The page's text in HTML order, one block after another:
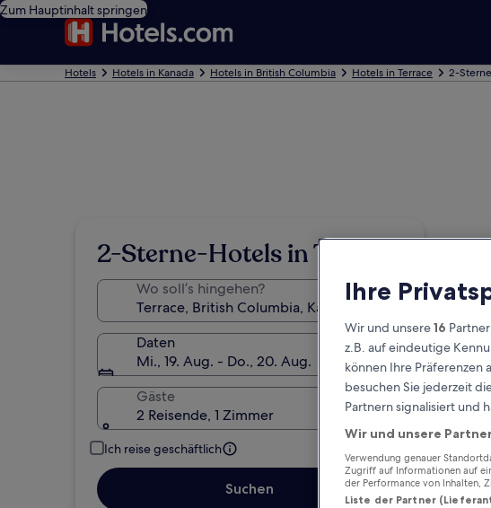
Zum Hauptinhalt springen
Hotels Hotels in Kanada Hotels in British Columbia Hotels in Terrace 2-
2-Sterne-Hotels in Terrace
Wo soll’s hingehen?
Daten
Mi., 19. Aug. - Do., 20. Aug.
Gäste
2 Reisende, 1 Zimmer
Ich reise geschäftlich
Suchen
Ihre
Wir und unsere16
z.B. auf eindeutige
können Ihre Präferenzen
besuchen Sie jederzeit
Partnern signalisiert und
Wir und unsere
Verwendung genauer
Zugriff auf Informationen auf
der Performance von Inhalten,
Liste der Partner